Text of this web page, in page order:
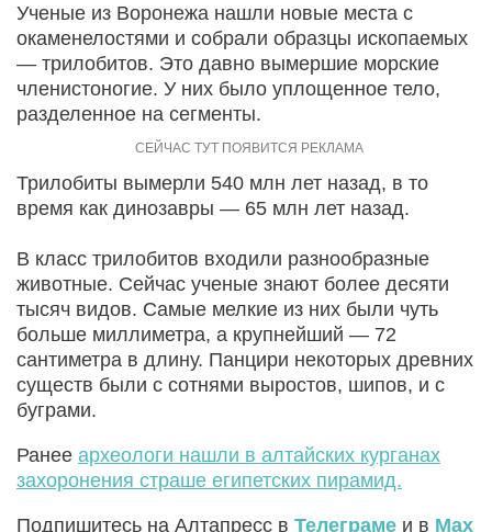
Ученые из Воронежа нашли новые места с
окаменелостями и собрали образцы ископаемых
— трилобитов. Это давно вымершие морские
членистоногие. У них было уплощенное тело,
разделенное на сегменты.
Трилобиты вымерли 540 млн лет назад, в то
время как динозавры — 65 млн лет назад.
В класс трилобитов входили разнообразные
животные. Сейчас ученые знают более десяти
тысяч видов. Самые мелкие из них были чуть
больше миллиметра, а крупнейший — 72
сантиметра в длину. Панцири некоторых древних
существ были с сотнями выростов, шипов, и с
буграми.
Ранее археологи нашли в алтайских курганах
захоронения страше египетских пирамид.
Подпишитесь на Алтапресс в Телеграме и в Max